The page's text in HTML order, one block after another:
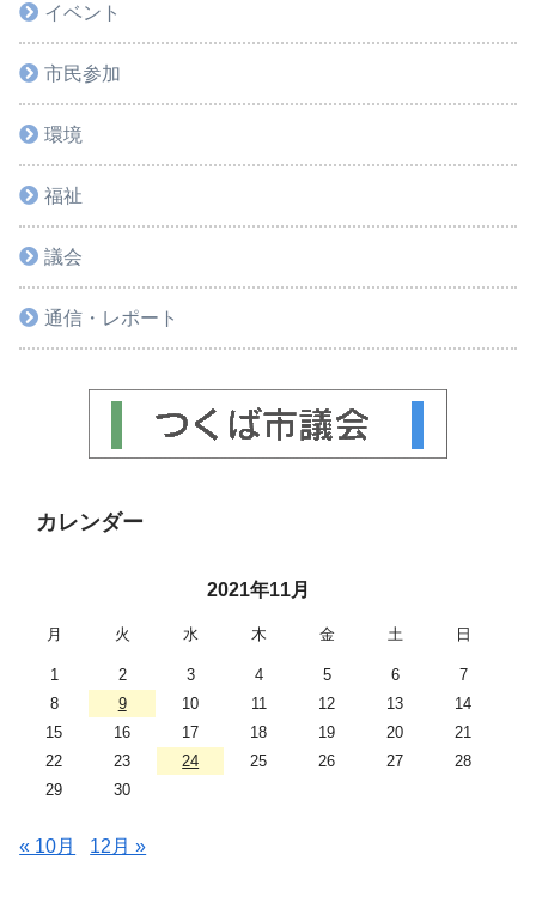
イベント
市民参加
環境
福祉
議会
通信・レポート
カレンダー
2021年11月
月 火 水 木 金 土 日
1 2 3 4 5 6
7
8
9 10 11 12 13
14
15
16 17 18 19 20
21
22
23 24 25 26 27
28
29
30
« 10月 12月 »